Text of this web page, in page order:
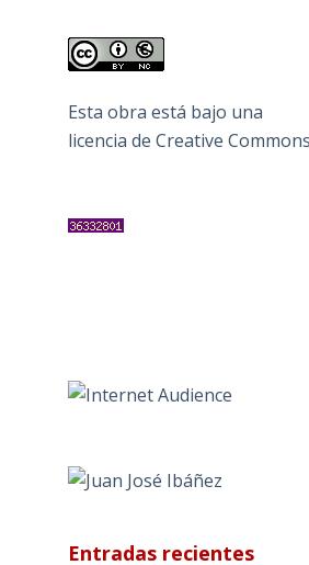
Esta obra está bajo una
licencia de Creative Commons
Entradas recientes